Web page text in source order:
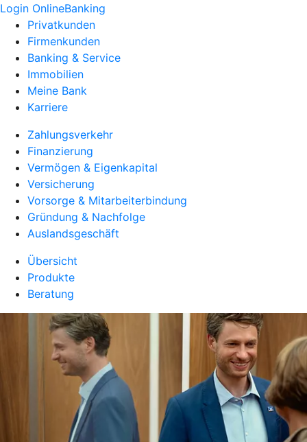
Login OnlineBanking
Privatkunden
Firmenkunden
Banking & Service
Immobilien
Meine Bank
Karriere
Zahlungsverkehr
Finanzierung
Vermögen & Eigenkapital
Versicherung
Vorsorge & Mitarbeiterbindung
Gründung & Nachfolge
Auslandsgeschäft
Übersicht
Produkte
Beratung